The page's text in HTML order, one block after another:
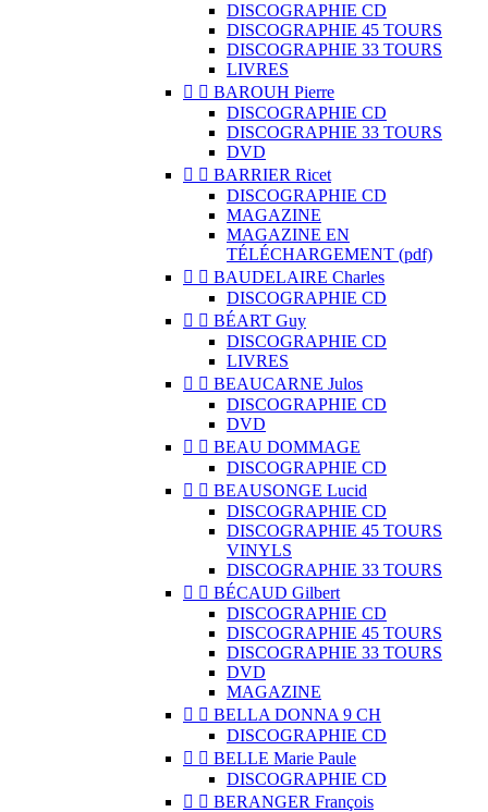
DISCOGRAPHIE CD
DISCOGRAPHIE 45 TOURS
DISCOGRAPHIE 33 TOURS
LIVRES
  BAROUH Pierre
DISCOGRAPHIE CD
DISCOGRAPHIE 33 TOURS
DVD
  BARRIER Ricet
DISCOGRAPHIE CD
MAGAZINE
MAGAZINE EN
TÉLÉCHARGEMENT (pdf)
  BAUDELAIRE Charles
DISCOGRAPHIE CD
  BÉART Guy
DISCOGRAPHIE CD
LIVRES
  BEAUCARNE Julos
DISCOGRAPHIE CD
DVD
  BEAU DOMMAGE
DISCOGRAPHIE CD
  BEAUSONGE Lucid
DISCOGRAPHIE CD
DISCOGRAPHIE 45 TOURS
VINYLS
DISCOGRAPHIE 33 TOURS
  BÉCAUD Gilbert
DISCOGRAPHIE CD
DISCOGRAPHIE 45 TOURS
DISCOGRAPHIE 33 TOURS
DVD
MAGAZINE
  BELLA DONNA 9 CH
DISCOGRAPHIE CD
  BELLE Marie Paule
DISCOGRAPHIE CD
  BERANGER François